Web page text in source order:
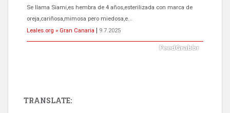
Se llama Siami,es hembra de 4 años,esterilizada con marca de
oreja,cariñosa,mimosa pero miedosa,e...
Leales.org » Gran Canaria
9.7.2025
TRANSLATE: